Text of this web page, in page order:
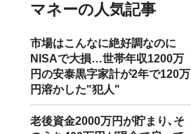
マネーの人気記事
市場はこんなに絶好調なのに
NISAで大損…世帯年収1200万
円の安泰黒字家計が2年で120万
円溶かした"犯人"
老後資金2000万円が貯まり､そ